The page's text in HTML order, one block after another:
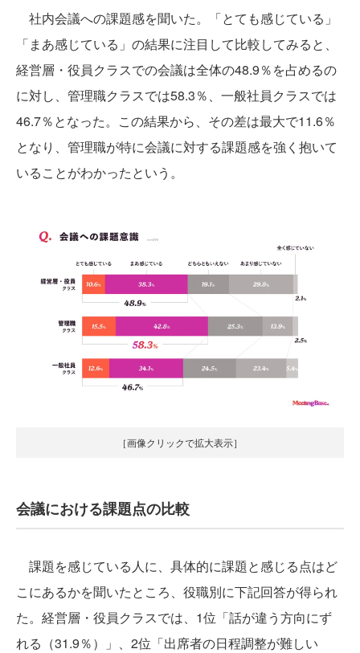
社内会議への課題感を聞いた。「とても感じている」
「まあ感じている」の結果に注目して比較してみると、
経営層・役員クラスでの会議は全体の48.9％を占めるの
に対し、管理職クラスでは58.3％、一般社員クラスでは
46.7％となった。この結果から、その差は最大で11.6％
となり、管理職が特に会議に対する課題感を強く抱いて
いることがわかったという。
［画像クリックで拡大表示］
会議における課題点の比較
課題を感じている人に、具体的に課題と感じる点はど
こにあるかを聞いたところ、役職別に下記回答が得られ
た。経営層・役員クラスでは、1位「話が違う方向にず
れる（31.9％）」、2位「出席者の日程調整が難しい